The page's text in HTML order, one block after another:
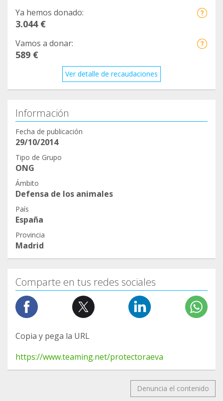
Ya hemos donado:
3.044 €
Vamos a donar:
589 €
Ver detalle de recaudaciones
Información
Fecha de publicación
29/10/2014
Tipo de Grupo
ONG
Ámbito
Defensa de los animales
País
España
Provincia
Madrid
Comparte en tus redes sociales
Copia y pega la URL
https://www.teaming.net/protectoraeva
Denuncia el contenido